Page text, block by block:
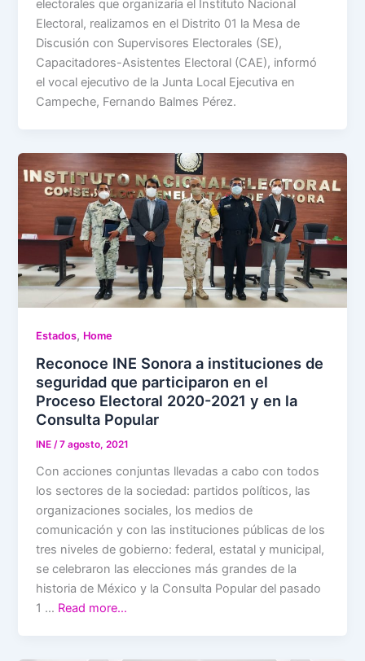
electorales que organizaría el Instituto Nacional
Electoral, realizamos en el Distrito 01 la Mesa de
Discusión con Supervisores Electorales (SE),
Capacitadores-Asistentes Electoral (CAE), informó
el vocal ejecutivo de la Junta Local Ejecutiva en
Campeche, Fernando Balmes Pérez.
Estados, Home
Reconoce INE Sonora a instituciones de
seguridad que participaron en el
Proceso Electoral 2020-2021 y en la
Consulta Popular
INE/7 agosto, 2021
Con acciones conjuntas llevadas a cabo con todos
los sectores de la sociedad: partidos políticos, las
organizaciones sociales, los medios de
comunicación y con las instituciones públicas de los
tres niveles de gobierno: federal, estatal y municipal,
se celebraron las elecciones más grandes de la
historia de México y la Consulta Popular del pasado
1 … Read more…